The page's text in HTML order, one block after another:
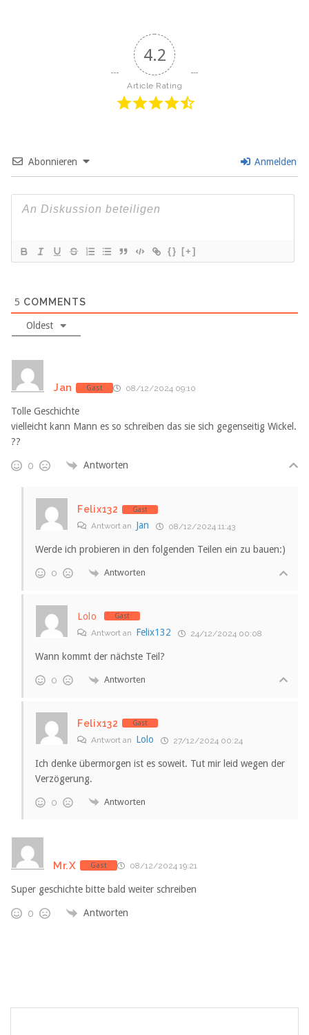
4.2
Article Rating
Abonnieren Anmelden
{} [+]
5 COMMENTS
Oldest
Jan Gast 08/12/2024 09:10
Tolle Geschichte
vielleicht kann Mann es so schreiben das sie sich gegenseitig Wickel.
??
0 Antworten
Felix132 Gast
Antwort an Jan 08/12/2024 11:43
Werde ich probieren in den folgenden Teilen ein zu bauen:)
0 Antworten
Lolo Gast
Antwort an Felix132 24/12/2024 00:08
Wann kommt der nächste Teil?
0 Antworten
Felix132 Gast
Antwort an Lolo 27/12/2024 00:24
Ich denke übermorgen ist es soweit. Tut mir leid wegen der
Verzögerung.
0 Antworten
Mr.X Gast 08/12/2024 19:21
Super geschichte bitte bald weiter schreiben
0 Antworten